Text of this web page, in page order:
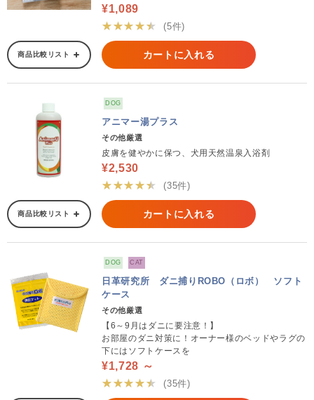
¥1,089
★★★★★
(5件)
商品比較リスト カートに入れる
DOG
アニマー湯プラス
その他厳選
皮膚を健やかに保つ、犬用天然温泉入浴剤
¥2,530
★★★★★
(35件)
商品比較リスト カートに入れる
DOG CAT
日革研究所 ダニ捕りROBO（ロボ） ソフト
ケース
その他厳選
【6～9月はダニに要注意！】
お部屋のダニ対策に！オーナー様のベッドやラグの
下にはソフトケースを
¥1,728 ～
★★★★★
(35件)